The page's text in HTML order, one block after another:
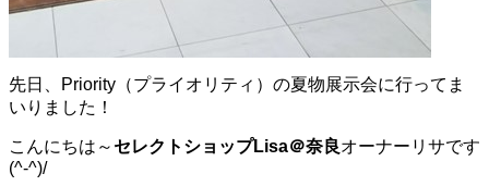
先日、Priority（プライオリティ）の夏物展示会に行ってま
いりました！
こんにちは～ セレクトショップLisa＠奈良オーナーリサです
(^-^)/